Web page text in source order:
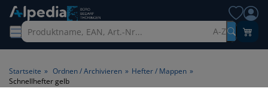
A-Z
Startseite » Ordnen / Archivieren » Hefter / Mappen »
Schnellhefter gelb